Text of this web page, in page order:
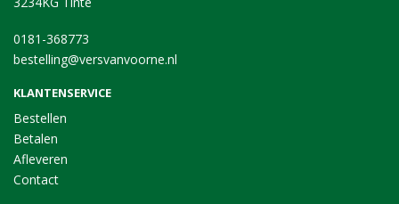
0181-368773
bestelling@versvanvoorne.nl
KLANTENSERVICE
Bestellen
Betalen
Afleveren
Contact